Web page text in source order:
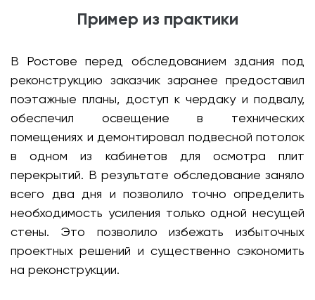
Пример из практики
В Ростове перед обследованием здания под
реконструкцию заказчик заранее предоставил
поэтажные планы, доступ к чердаку и подвалу,
обеспечил освещение в технических
помещениях и демонтировал подвесной потолок
в одном из кабинетов для осмотра плит
перекрытий. В результате обследование заняло
всего два дня и позволило точно определить
необходимость усиления только одной несущей
стены. Это позволило избежать избыточных
проектных решений и существенно сэкономить
на реконструкции.